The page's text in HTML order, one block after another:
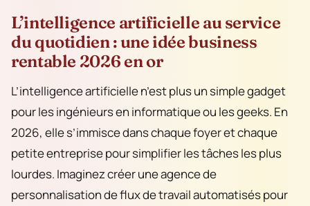
L’intelligence artificielle au service
du quotidien : une idée business
rentable 2026 en or
L’intelligence artificielle n’est plus un simple gadget
pour les ingénieurs en informatique ou les geeks. En
2026, elle s’immisce dans chaque foyer et chaque
petite entreprise pour simplifier les tâches les plus
lourdes. Imaginez créer une agence de
personnalisation de flux de travail automatisés pour